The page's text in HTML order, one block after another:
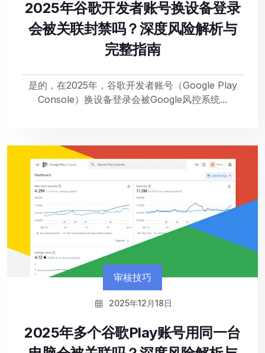
2025年谷歌开发者账号换设备登录
会被关联封禁吗？深度风险解析与
完整指南
是的，在2025年，谷歌开发者账号（Google Play
Console）换设备登录会被Google风控系统...
审核技巧
2025年12月18日
2025年多个谷歌Play账号用同一台